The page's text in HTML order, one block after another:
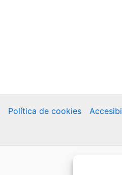
Política de cookies